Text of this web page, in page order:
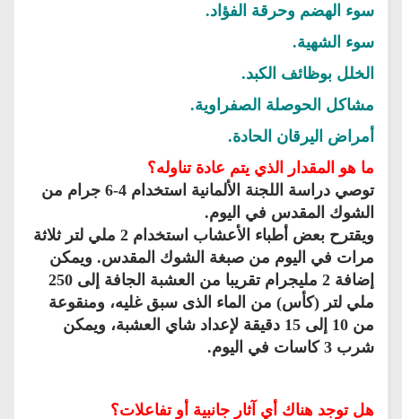
سوء الهضم وحرقة الفؤاد.
سوء الشهية.
الخلل بوظائف الكبد.
مشاكل الحوصلة الصفراوية.
أمراض اليرقان الحادة.
ما هو المقدار الذي يتم عادة تناوله؟
توصي دراسة اللجنة الألمانية استخدام 4-6 جرام من
الشوك المقدس في اليوم.
ويقترح بعض أطباء الأعشاب استخدام 2 ملي لتر ثلاثة
مرات في اليوم من صبغة الشوك المقدس. ويمكن
إضافة 2 مليجرام تقريبا من العشبة الجافة إلى 250
ملي لتر (كأس) من الماء الذى سبق غليه، ومنقوعة
من 10 إلى 15 دقيقة لإعداد شاي العشبة، ويمكن
شرب 3 كاسات في اليوم.
هل توجد هناك أي آثار جانبية أو تفاعلات؟